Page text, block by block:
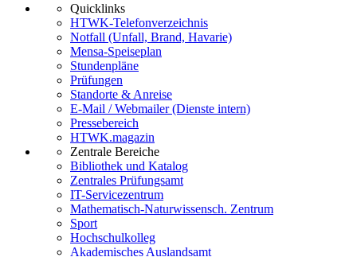
Quicklinks
HTWK-Telefonverzeichnis
Notfall (Unfall, Brand, Havarie)
Mensa-Speiseplan
Stundenpläne
Prüfungen
Standorte & Anreise
E-Mail / Webmailer (Dienste intern)
Pressebereich
HTWK.magazin
Zentrale Bereiche
Bibliothek und Katalog
Zentrales Prüfungsamt
IT-Servicezentrum
Mathematisch-Naturwissensch. Zentrum
Sport
Hochschulkolleg
Akademisches Auslandsamt